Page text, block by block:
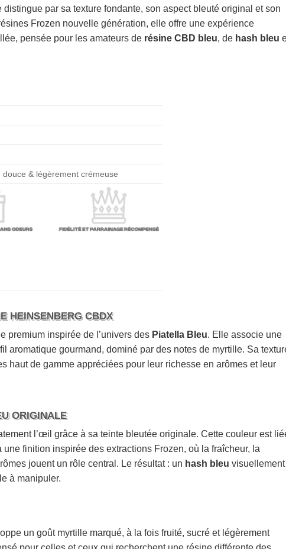
distingue par sa texture fondante, son aspect bleuté original et son
Frozen nouvelle génération, elle offre une expérience
pensée pour les amateurs de résine CBD bleu, de hash bleu
douce & légèrement crémeuse
HEINSENBERG CBDX
premium inspirée de l’univers des Piatella Bleu. Elle associe une
aromatique gourmand, dominé par des notes de myrtille. Sa
haut de gamme appréciées pour leur richesse en arômes et leur
ORIGINALE
l’œil grâce à sa teinte bleutée originale. Cette couleur est
finition inspirée des extractions Frozen, où la fraîcheur, la
jouent un rôle central. Le résultat : un hash bleu visuellement
à manipuler.
un goût myrtille marqué, à la fois fruité, sucré et légèrement